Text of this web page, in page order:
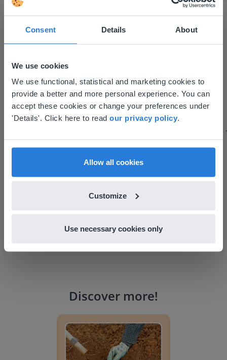
Consent Details About
We use cookies
We use functional, statistical and marketing cookies to
provide a better and more personal experience. You can
accept these cookies or change your preferences under
'Details'. Click here to read our privacy policy.
Allow all cookies
Customize
Use necessary cookies only
I started experimenting with Gynzy…trying the
tools and adding them to a lesson I made. After
using it for about a week I realized everything I
could do with Gynzy, so I went to our principal to
discuss how to buy it for our school.
Gary Lessard
Snow Creek Elementary, North Carolina
Discover more!
This website doesn't match
your location
Based on your location, we think you might
find regional content and pricing.
Portuguesa